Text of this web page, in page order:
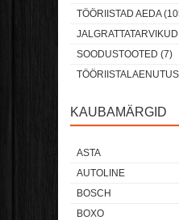
TÖÖRIISTAD AEDA
SOODUSTOOTED (7)
KAUBAMÄRGID
ASTA
AUTOLINE
BOSCH
BOXO